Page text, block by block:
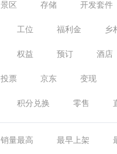
景区 存储 开发套件
工位 福利金 乡
权益 预订 酒店
投票 京东 变现
积分兑换 零售
销量最高 最早上架